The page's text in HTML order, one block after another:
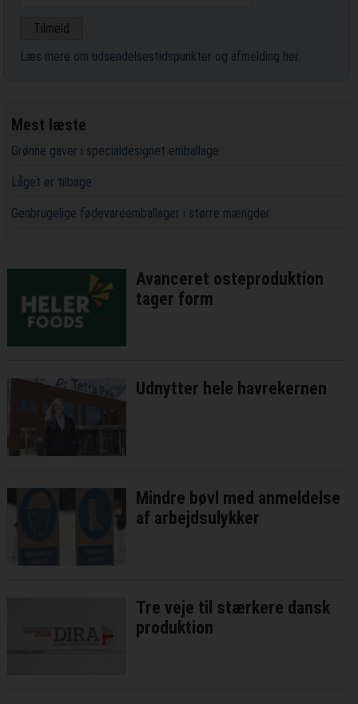
Læs mere om udsendelsestidspunkter og afmelding her
Mest læste
Grønne gaver i specialdesignet emballage
Låget er tilbage
Genbrugelige fødevareemballager i større mængder
Avanceret osteproduktion
tager form
Udnytter hele havrekernen
Mindre bøvl med anmeldelse
af arbejdsulykker
Tre veje til stærkere dansk
produktion